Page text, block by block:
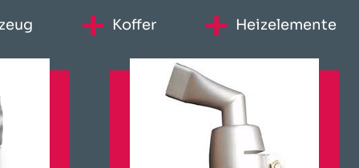
Koffer Heizelemente